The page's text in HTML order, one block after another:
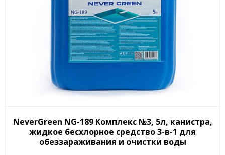
NeverGreen NG-189 Комплекс №3, 5л, канистра,
жидкое бесхлорное средство 3-в-1 для
обеззараживания и очистки воды